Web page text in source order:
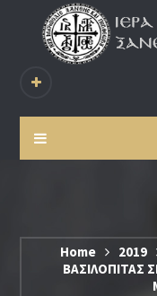
Home 2019
ΒΑΣΙΛΟΠΙΤΑΣ